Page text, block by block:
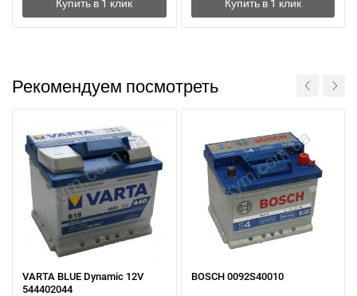
Рекомендуем посмотреть
VARTA BLUE Dynamic 12V
544402044
BOSCH 0092S40010